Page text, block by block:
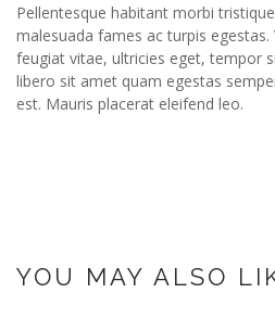
Pellentesque habitant morbi
malesuada fames ac turpis
feugiat vitae, ultricies eget, tempor
libero sit amet quam egestas
est. Mauris placerat eleifend leo.
YOU MAY ALSO